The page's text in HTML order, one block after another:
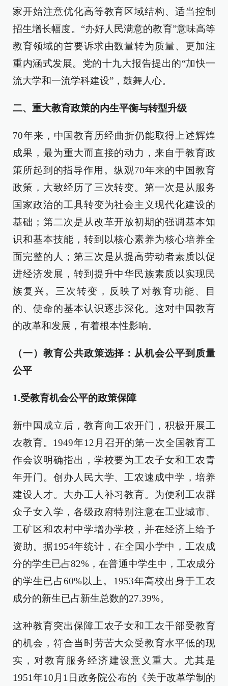
家开始注意优化高等教育区域结构、适当控制
招生增长幅度。“办好人民满意的教育”意味高等
教育领域的首要诉求由数量转为质量、更加注
重内涵式发展。党的十九大报告提出的“加快一
流大学和一流学科建设”，鼓舞人心。
二、重大教育政策的内生平衡与转型升级
70年来，中国教育历经曲折仍能取得上述辉煌
成果，最为重大而直接的动力，来自于教育政
策所起到的指导作用。纵观70年来的中国教育
政策，大致经历了三次转变。第一次是从服务
国家政治的工具转变为社会主义现代化建设的
基础；第二次是从改革开放初期的强调基本知
识和基本技能，转到以核心素养为核心培养全
面完整的人；第三次是从提高劳动者素质以促
进经济发展，转到提升中华民族素质以实现民
族复兴。三次转变，反映了对教育功能、目
的、使命的基本认识逐步深化。这对中国教育
的改革和发展，有着根本性影响。
（一）教育公共政策选择：从机会公平到质量
公平
1.受教育机会公平的政策保障
新中国成立后，教育向工农开门，积极开展工
农教育。1949年12月召开的第一次全国教育工
作会议明确指出，学校要为工农子女和工农青
年开门。创办人民大学、工农速成中学，培养
建设人才。大办工人补习教育。为便利工农群
众子女入学，各级政府特别注意在工业城市、
工矿区和农村中学增办学校，并在经济上给予
资助。据1954年统计，在全国小学中，工农成
分的学生已占82%，在普通中学生中，工农成分
的学生已占60%以上。1953年高校出身于工农
成分的新生已占新生总数的27.39%。
这种教育突出保障工农子女和工农干部受教育
的机会，符合当时劳苦大众受教育水平低的现
实，对教育服务经济建设意义重大。尤其是
1951年10月1日政务院公布的《关于改革学制的